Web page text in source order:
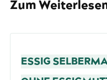
Zum
ESSIG